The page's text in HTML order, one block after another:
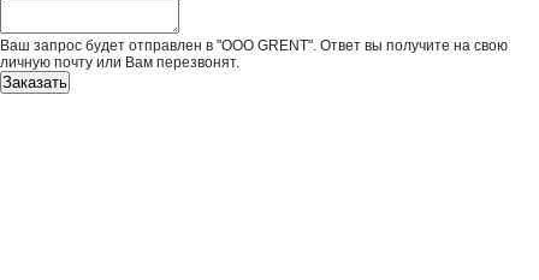
Ваш запрос будет отправлен в "ООО GRENT". Ответ вы получите на свою
личную почту или Вам перезвонят.
Заказать